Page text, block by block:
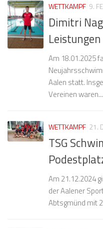
WETTKAMPF 9.
Dimitri
Leistungen
Am 18.01.2025
Aalen statt.
Vereinen waren...
WETTKAMPF 21.
TSG
Am 21.12.2024
der Aalener
Abtsgmünd mit